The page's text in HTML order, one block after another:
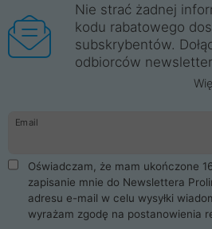
Nie strać żadnej
kodu rabatowego
subskrybentów.
odbiorców
Email
Oświadczam, że mam ukończone
zapisanie mnie do Newslettera
adresu e-mail w celu wysyłki
wyrażam zgodę na postanowienia